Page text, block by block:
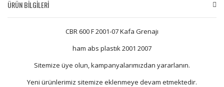
ÜRÜN BİLGİLERİ
CBR 600 F 2001-07 Kafa Grenajı
ham abs plastık 2001 2007
Sitemize üye olun, kampanyalarımızdan yararlanın.
Yeni ürünlerimiz sitemize eklenmeye devam etmektedir.